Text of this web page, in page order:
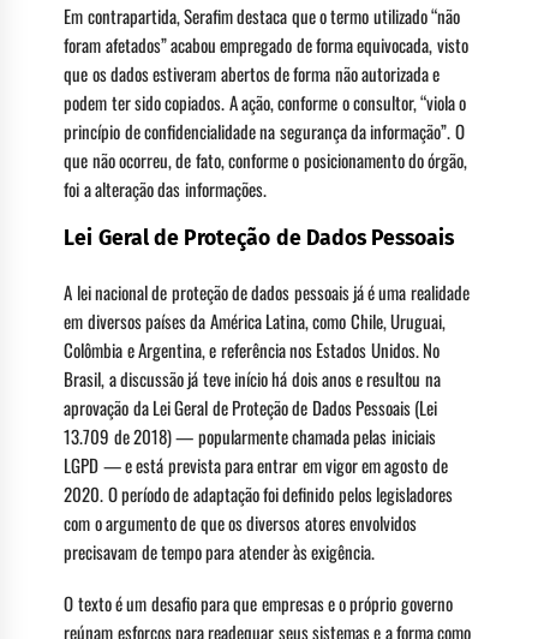
Em contrapartida, Serafim destaca que o termo utilizado “não
foram afetados” acabou empregado de forma equivocada, visto
que os dados estiveram abertos de forma não autorizada e
podem ter sido copiados. A ação, conforme o consultor, “viola o
princípio de confidencialidade na segurança da informação”. O
que não ocorreu, de fato, conforme o posicionamento do órgão,
foi a alteração das informações.
Lei Geral de Proteção de Dados Pessoais
A lei nacional de proteção de dados pessoais já é uma realidade
em diversos países da América Latina, como Chile, Uruguai,
Colômbia e Argentina, e referência nos Estados Unidos. No
Brasil, a discussão já teve início há dois anos e resultou na
aprovação da Lei Geral de Proteção de Dados Pessoais (Lei
13.709 de 2018) — popularmente chamada pelas iniciais
LGPD — e está prevista para entrar em vigor em agosto de
2020. O período de adaptação foi definido pelos legisladores
com o argumento de que os diversos atores envolvidos
precisavam de tempo para atender às exigência.
O texto é um desafio para que empresas e o próprio governo
reúnam esforços para readequar seus sistemas e a forma como